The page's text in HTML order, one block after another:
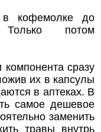
в кофемолке до
Только потом
сразу
их в капсулы
в аптеках. В
самое дешевое
заменить
травы внутрь